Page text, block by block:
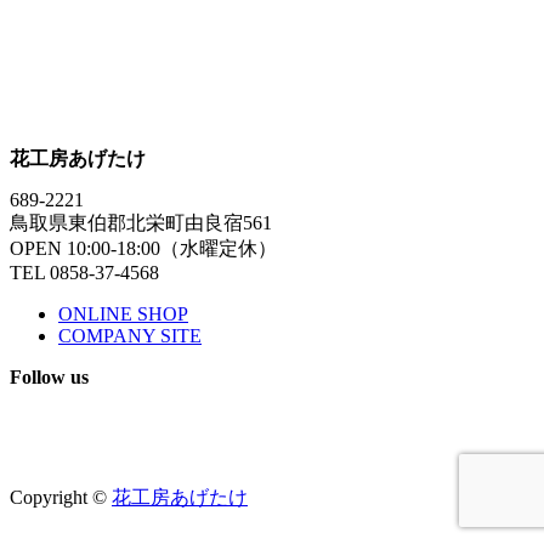
花工房あげたけ
689-2221
鳥取県東伯郡北栄町由良宿561
OPEN 10:00-18:00（水曜定休）
TEL 0858-37-4568
ONLINE SHOP
COMPANY SITE
Follow us
Copyright © 花工房あげたけ